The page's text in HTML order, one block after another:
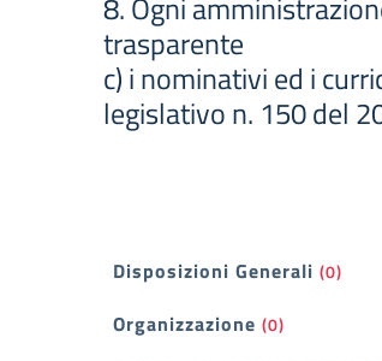
trasparente
c) i nominativi ed i
legislativo n. 150 del
Filtri
Disposizioni Generali (0)
Organizzazione (0)